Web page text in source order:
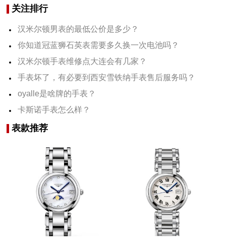
关注排行
汉米尔顿男表的最低公价是多少？
你知道冠蓝狮石英表需要多久换一次电池吗？
汉米尔顿手表维修点大连会有几家？
手表坏了，有必要到西安雪铁纳手表售后服务吗？
oyalle是啥牌的手表？
卡斯诺手表怎么样？
表款推荐